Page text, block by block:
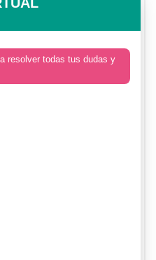
resolver todas tus dudas y